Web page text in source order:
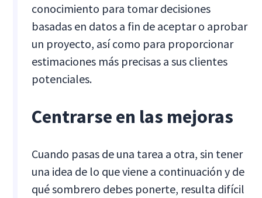
conocimiento para tomar decisiones
basadas en datos a fin de aceptar o aprobar
un proyecto, así como para proporcionar
estimaciones más precisas a sus clientes
potenciales.
Centrarse en las mejoras
Cuando pasas de una tarea a otra, sin tener
una idea de lo que viene a continuación y de
qué sombrero debes ponerte, resulta difícil